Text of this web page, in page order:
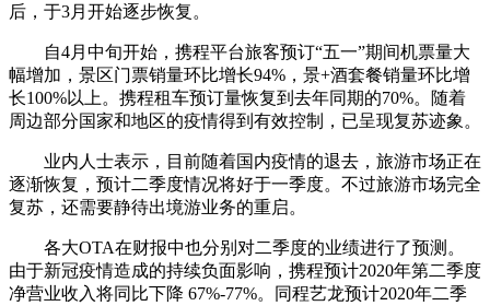
后，于3月开始逐步恢复。
自4月中旬开始，携程平台旅客预订“五一”期间机票量大
幅增加，景区门票销量环比增长94%，景+酒套餐销量环比增
长100%以上。携程租车预订量恢复到去年同期的70%。随着
周边部分国家和地区的疫情得到有效控制，已呈现复苏迹象。
业内人士表示，目前随着国内疫情的退去，旅游市场正在
逐渐恢复，预计二季度情况将好于一季度。不过旅游市场完全
复苏，还需要静待出境游业务的重启。
各大OTA在财报中也分别对二季度的业绩进行了预测。
由于新冠疫情造成的持续负面影响，携程预计2020年第二季度
净营业收入将同比下降 67%-77%。同程艺龙预计2020年二季